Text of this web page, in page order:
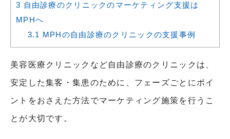
3 自由診療のクリニックのマーケティング支援は
MPHへ
3.1 MPHの自由診療のクリニックの支援事例
美容医療クリニックなど自由診療のクリニックは、
安定した集客・集患のために、フェーズごとにポイ
ントをおさえた方法でマーケティング施策を行うこ
とが大切です。